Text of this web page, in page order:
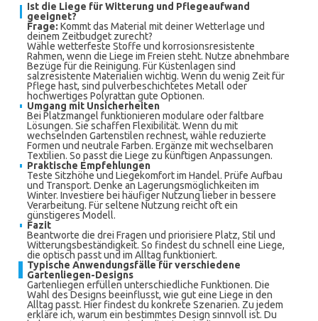
Ist die Liege für Witterung und Pflegeaufwand
geeignet?
Frage: Kommt das Material mit deiner Wetterlage und
deinem Zeitbudget zurecht?
Wähle wetterfeste Stoffe und korrosionsresistente
Rahmen, wenn die Liege im Freien steht. Nutze abnehmbare
Bezüge für die Reinigung. Für Küstenlagen sind
salzresistente Materialien wichtig. Wenn du wenig Zeit für
Pflege hast, sind pulverbeschichtetes Metall oder
hochwertiges Polyrattan gute Optionen.
Umgang mit Unsicherheiten
Bei Platzmangel funktionieren modulare oder faltbare
Lösungen. Sie schaffen Flexibilität. Wenn du mit
wechselnden Gartenstilen rechnest, wähle reduzierte
Formen und neutrale Farben. Ergänze mit wechselbaren
Textilien. So passt die Liege zu künftigen Anpassungen.
Praktische Empfehlungen
Teste Sitzhöhe und Liegekomfort im Handel. Prüfe Aufbau
und Transport. Denke an Lagerungsmöglichkeiten im
Winter. Investiere bei häufiger Nutzung lieber in bessere
Verarbeitung. Für seltene Nutzung reicht oft ein
günstigeres Modell.
Fazit
Beantworte die drei Fragen und priorisiere Platz, Stil und
Witterungsbeständigkeit. So findest du schnell eine Liege,
die optisch passt und im Alltag funktioniert.
Typische Anwendungsfälle für verschiedene
Gartenliegen-Designs
Gartenliegen erfüllen unterschiedliche Funktionen. Die
Wahl des Designs beeinflusst, wie gut eine Liege in den
Alltag passt. Hier findest du konkrete Szenarien. Zu jedem
erkläre ich, warum ein bestimmtes Design sinnvoll ist. Du